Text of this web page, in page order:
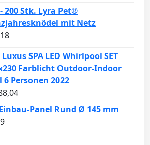
200 Stk. Lyra Pet®
mit Netz
Luxus SPA LED Whirlpool SET
Farblicht Outdoor-Indoor
6 Personen 2022
Panel Rund Ø 145 mm